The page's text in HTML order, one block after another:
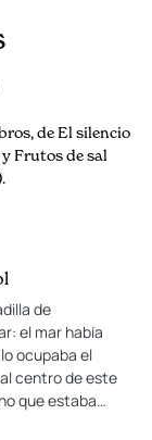
de El silencio
Frutos de sal
de
el mar había
ocupaba el
centro de este
que estaba…